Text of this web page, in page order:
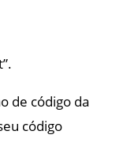
de código da
código